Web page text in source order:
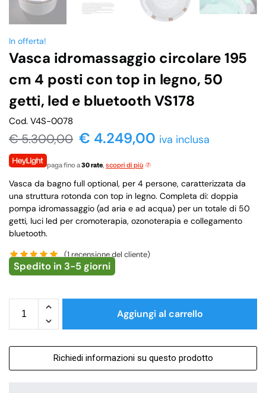
In offerta!
Vasca idromassaggio circolare 195
cm 4 posti con top in legno, 50
getti, led e bluetooth VS178
Cod. V4S-0078
€5.300,00 € 4.249,00 iva inclusa
paga fino a30 rate, scopri di più
Vasca da bagno full optional, per 4 persone, caratterizzata da
una struttura rotonda con top in legno. Completa di: doppia
pompa idromassaggio (ad aria e ad acqua) per un totale di 50
getti, luci led per cromoterapia, ozonoterapia e collegamento
bluetooth.
(1recensione del cliente)
Spedito in 3-5 giorni
Aggiungi al carrello
Richiedi informazioni su questo prodotto